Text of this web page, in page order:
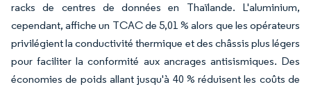
racks de centres de données en Thaïlande. L'aluminium,
cependant, affiche un TCAC de 5,01 % alors que les opérateurs
privilégient la conductivité thermique et des châssis plus légers
pour faciliter la conformité aux ancrages antisismiques. Des
économies de poids allant jusqu'à 40 % réduisent les coûts de